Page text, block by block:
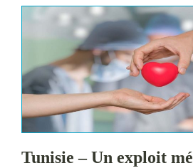
Tunisie – Un exploit